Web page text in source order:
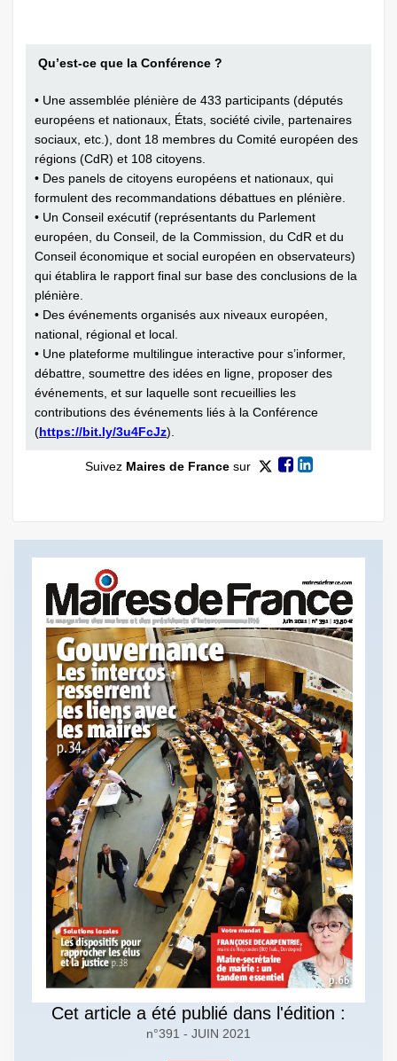
Qu’est-ce que la Conférence ?
• Une assemblée plénière de 433 participants (députés
européens et nationaux, États, société civile, partenaires
sociaux, etc.), dont 18 membres du Comité européen des
régions (CdR) et 108 citoyens.
• Des panels de citoyens européens et nationaux, qui
formulent des recommandations débattues en plénière.
• Un Conseil exécutif (représentants du Parlement
européen, du Conseil, de la Commission, du CdR et du
Conseil économique et social européen en observateurs)
qui établira le rapport final sur base des conclusions de la
plénière.
• Des événements organisés aux niveaux européen,
national, régional et local.
• Une plateforme multilingue interactive pour s’informer,
débattre, soumettre des idées en ligne, proposer des
événements, et sur laquelle sont recueillies les
contributions des événements liés à la Conférence
(https://bit.ly/3u4FcJz).
Suivez Maires de Francesur
Cet article a été publié dans l'édition :
n°391 - JUIN 2021